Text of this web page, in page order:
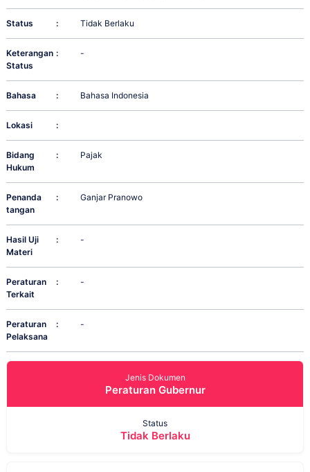
Status : Tidak Berlaku
Keterangan
Status
: -
Bahasa : Bahasa Indonesia
Lokasi :
Bidang
Hukum
: Pajak
Penanda
tangan
: Ganjar Pranowo
Hasil Uji
Materi
: -
Peraturan
Terkait
: -
Peraturan
Pelaksana
: -
Jenis Dokumen
Peraturan Gubernur
Status
Tidak Berlaku